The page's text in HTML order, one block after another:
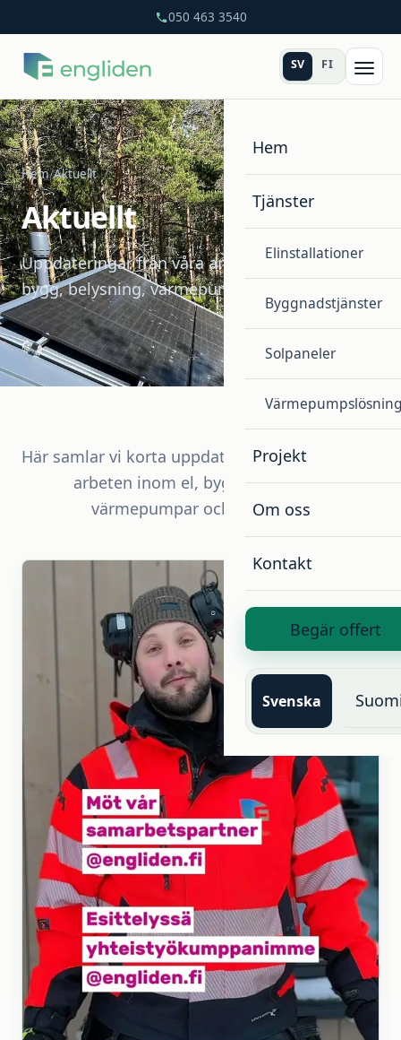
050 463 3540
SV FI
Hem
Tjänster
Elinstallationer
Byggnadstjänster
Solpaneler
Projekt
Om oss
Kontakt
Begär offert
Svenska
Hem/Aktuellt
Aktuellt
Uppdateringar från våra arbeten inom el,
bygg, belysning, värmepumpar och solenergi.
Här samlar vi korta uppdateringar från verkliga
arbeten inom el, bygg, belysning,
värmepumpar och solenergi.